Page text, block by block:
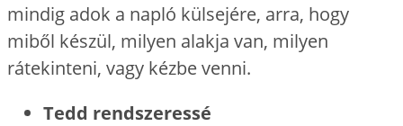
mindig adok a napló külsejére, arra, hogy
miből készül, milyen alakja van, milyen
rátekinteni, vagy kézbe venni.
Tedd rendszeressé